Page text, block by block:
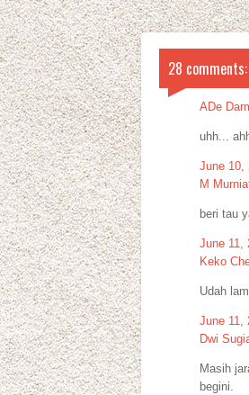
28 comments:
ADe
uhh...
June 10,
M
beri tau
June 11,
Keko
Udah
June 11,
Dwi
Masih
begini.